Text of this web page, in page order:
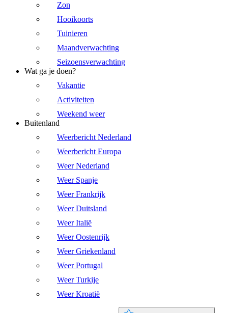
Zon
Hooikoorts
Tuinieren
Maandverwachting
Seizoensverwachting
Wat ga je doen?
Vakantie
Activiteiten
Weekend weer
Buitenland
Weerbericht Nederland
Weerbericht Europa
Weer Nederland
Weer Spanje
Weer Frankrijk
Weer Duitsland
Weer Italië
Weer Oostenrijk
Weer Griekenland
Weer Portugal
Weer Turkije
Weer Kroatië